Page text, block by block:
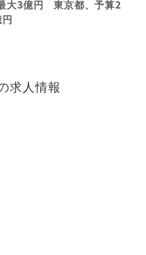
大3億円 東京都、予算2
求人情報